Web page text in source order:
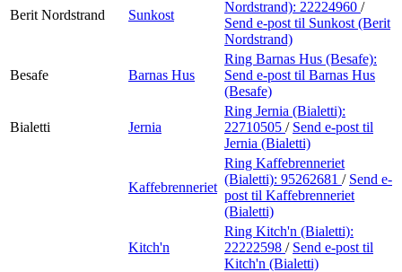
Berit Nordstrand Sunkost
Nordstrand): 22224960 /
Send e-post til Sunkost (Berit
Nordstrand)
Besafe Barnas Hus
Ring Barnas Hus (Besafe):
Send e-post til Barnas Hus
(Besafe)
Bialetti Jernia
Ring Jernia (Bialetti):
22710505 / Send e-post til
Jernia (Bialetti)
Kaffebrenneriet
Ring Kaffebrenneriet
(Bialetti): 95262681 / Send e-
post til Kaffebrenneriet
(Bialetti)
Kitch'n
Ring Kitch'n (Bialetti):
22222598 / Send e-post til
Kitch'n (Bialetti)